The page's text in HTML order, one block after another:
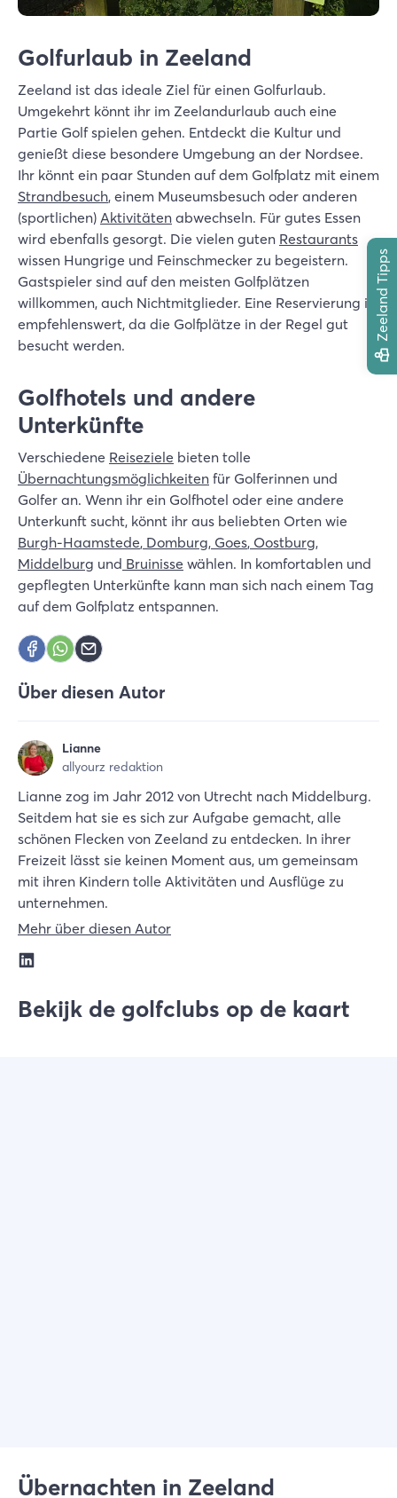
Golfurlaub in Zeeland
Zeeland ist das ideale Ziel für einen Golfurlaub.
Umgekehrt könnt ihr im Zeelandurlaub auch eine
Partie Golf spielen gehen. Entdeckt die Kultur und
genießt diese besondere Umgebung an der Nordsee.
Ihr könnt ein paar Stunden auf dem Golfplatz mit einem
Strandbesuch, einem Museumsbesuch oder anderen
(sportlichen) Aktivitäten abwechseln. Für gutes Essen
wird ebenfalls gesorgt. Die vielen guten Restaurants
wissen Hungrige und Feinschmecker zu begeistern.
Gastspieler sind auf den meisten Golfplätzen
willkommen, auch Nichtmitglieder. Eine Reservierung ist
empfehlenswert, da die Golfplätze in der Regel gut
besucht werden.
Golfhotels und andere
Unterkünfte
Verschiedene Reiseziele bieten tolle
Übernachtungsmöglichkeiten für Golferinnen und
Golfer an. Wenn ihr ein Golfhotel oder eine andere
Unterkunft sucht, könnt ihr aus beliebten Orten wie
Burgh-Haamstede, Domburg, Goes, Oostburg,
Middelburg und Bruinisse wählen. In komfortablen und
gepflegten Unterkünfte kann man sich nach einem Tag
auf dem Golfplatz entspannen.
Über diesen Autor
Lianne
allyourz redaktion
Lianne zog im Jahr 2012 von Utrecht nach Middelburg.
Seitdem hat sie es sich zur Aufgabe gemacht, alle
schönen Flecken von Zeeland zu entdecken. In ihrer
Freizeit lässt sie keinen Moment aus, um gemeinsam
mit ihren Kindern tolle Aktivitäten und Ausflüge zu
unternehmen.
Mehr über diesen Autor
Bekijk de golfclubs op de kaart
Übernachten in Zeeland
Zeeland Tipps